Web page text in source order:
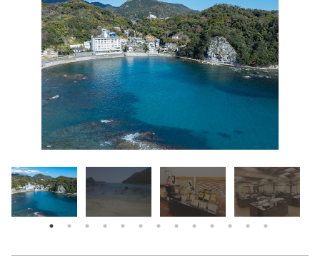
0120-932-959
【TEL受付】9:30～18:00 土日・祝日定休